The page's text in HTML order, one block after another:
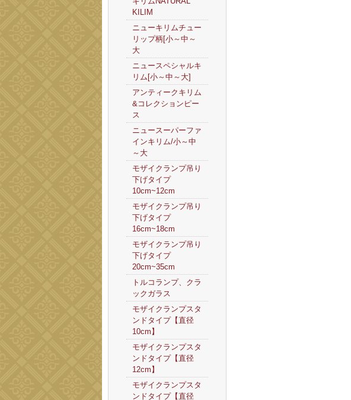
KILIM
ニューキリムチュー
リップ柄[小～中～
大
ニュースペシャルキ
リム[小～中～大]
アンティークキリム
&コレクションピー
ス
ニュースーパーファ
インキリム/小～中
～大
モザイクランプ吊り
下げタイプ
10cm~12cm
モザイクランプ吊り
下げタイプ
16cm~18cm
モザイクランプ吊り
下げタイプ
20cm~35cm
トルコランプ、クラ
ックガラス
モザイクランプスタ
ンドタイプ【直径
10cm】
モザイクランプスタ
ンドタイプ【直径
12cm】
モザイクランプスタ
ンドタイプ【直径